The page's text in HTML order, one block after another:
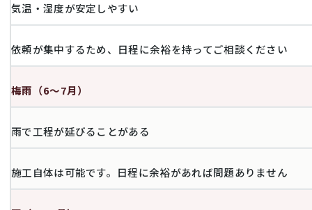
気温・湿度が安定しやすい
依頼が集中するため、日程に余裕を持ってご相談ください
梅雨（6〜7月）
雨で工程が延びることがある
施工自体は可能です。日程に余裕があれば問題ありません